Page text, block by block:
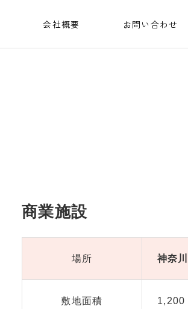
会社概要 お問い合わせ
商業施設
場所 神奈
敷地面積 1,200